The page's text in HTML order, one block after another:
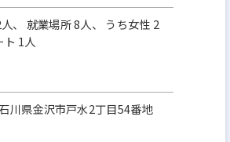
、 就業場所 8人、 うち女性 2
ト 1人
川県金沢市戸水2丁目54番地